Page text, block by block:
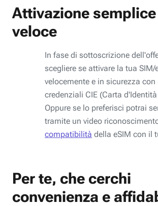
Attivazione semplice
veloce
In fase di sottoscrizione
scegliere se attivare la tua SIM/
velocemente e in sicurezza con
credenziali CIE (Carta
Oppure se lo preferisci potrai
tramite un video
compatibilità della eSIM con il
Per te, che cerchi
convenienza e